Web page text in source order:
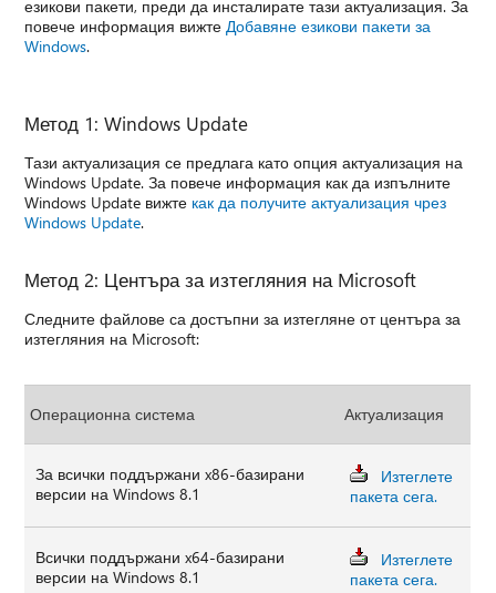
езикови пакети, преди да инсталирате тази актуализация. За
повече информация вижте Добавяне езикови пакети за
Windows.
Метод 1: Windows Update
Тази актуализация се предлага като опция актуализация на
Windows Update. За повече информация как да изпълните
Windows Update вижте как да получите актуализация чрез
Windows Update.
Метод 2: Центъра за изтегляния на Microsoft
Следните файлове са достъпни за изтегляне от центъра за
изтегляния на Microsoft:
Операционна система Актуализация
За всички поддържани x86-базирани
версии на Windows 8.1
Изтеглете
пакета сега.
Всички поддържани x64-базирани
версии на Windows 8.1
Изтеглете
пакета сега.